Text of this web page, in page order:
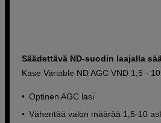
Säädettävä ND-suodin laajalla
Kase Variable ND AGC VND 1,5 -
Optinen AGC lasi
Vähentää valon määrää 1,5-10